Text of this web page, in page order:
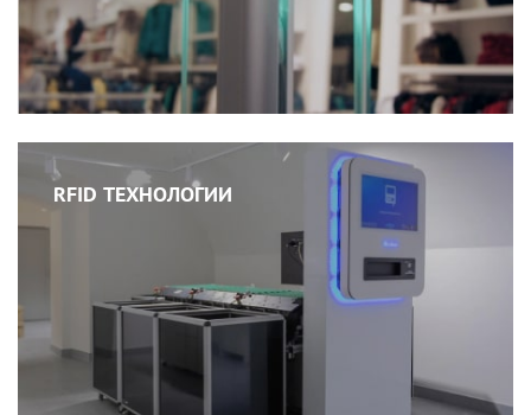
RFID ТЕХНОЛОГИИ